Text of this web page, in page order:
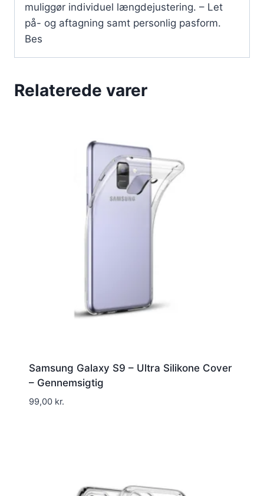
muliggør individuel længdejustering. – Let
på- og aftagning samt personlig pasform.
Bes
Relaterede varer
Samsung Galaxy S9 – Ultra Silikone Cover
– Gennemsigtig
99,00 kr.